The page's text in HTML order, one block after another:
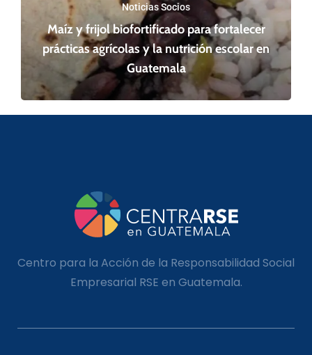
Noticias Socios
Maíz y frijol biofortificado para fortalecer
prácticas agrícolas y la nutrición escolar en
Guatemala
Centro para la Acción de la Responsabilidad Social
Empresarial RSE en Guatemala.